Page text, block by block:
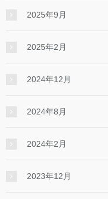
2025年9月
2025年2月
2024年12月
2024年8月
2024年2月
2023年12月